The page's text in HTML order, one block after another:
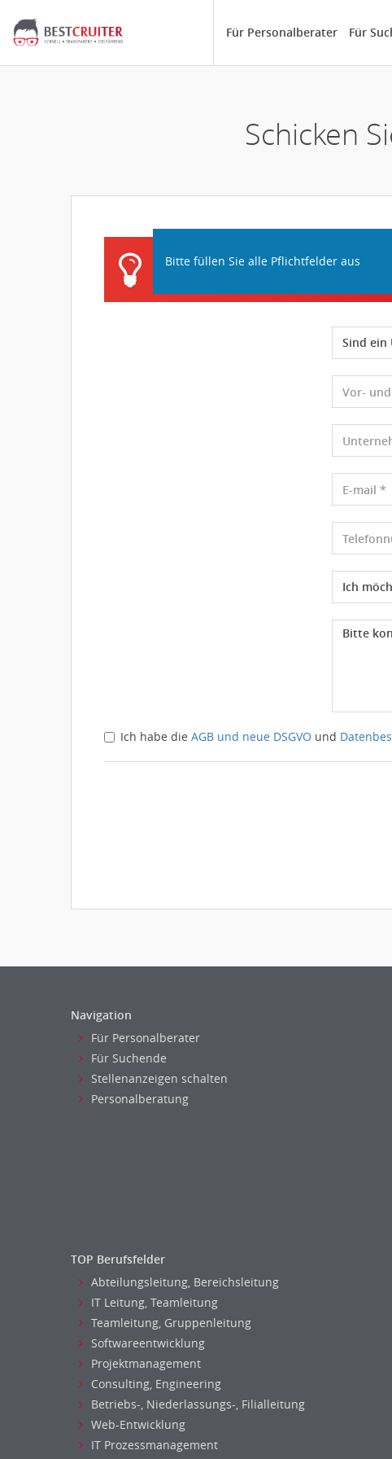
Für Personalberater Für
Schicken
Bitte füllen Sie alle Pflichtfelder aus
Ich habe die AGB und neue DSGVO und
Navigation
Für Personalberater
Für Suchende
Stellenanzeigen schalten
Personalberatung
TOP Berufsfelder
Abteilungsleitung, Bereichsleitung
IT Leitung, Teamleitung
Teamleitung, Gruppenleitung
Softwareentwicklung
Projektmanagement
Consulting, Engineering
Betriebs-, Niederlassungs-, Filialleitung
Web-Entwicklung
IT Prozessmanagement